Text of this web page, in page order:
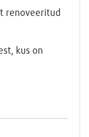
renoveeritud
kus on